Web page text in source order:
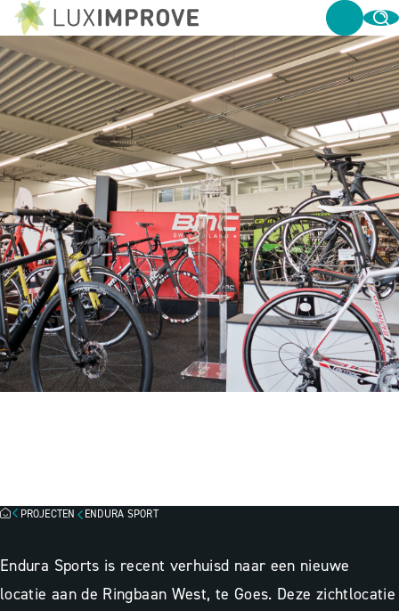
PROJECTEN ENDURA SPORT
Endura Sports is recent verhuisd naar een nieuwe
locatie aan de Ringbaan West, te Goes. Deze zichtlocatie